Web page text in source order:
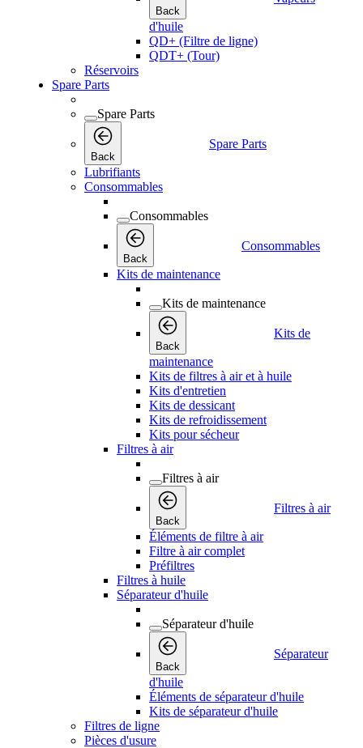
Back
d'huile
QD+ (Filtre de ligne)
QDT+ (Tour)
Réservoirs
Spare Parts
Spare Parts
Back
Spare Parts
Lubrifiants
Consommables
Consommables
Back
Consommables
Kits de maintenance
Kits de maintenance
Back
Kits de
maintenance
Kits de filtres à air et à huile
Kits d'entretien
Kits de dessicant
Kits de refroidissement
Kits pour sécheur
Filtres à air
Filtres à air
Back
Filtres à air
Éléments de filtre à air
Filtre à air complet
Préfiltres
Filtres à huile
Séparateur d'huile
Séparateur d'huile
Back
Séparateur
d'huile
Éléments de séparateur d'huile
Kits de séparateur d'huile
Filtres de ligne
Pièces d'usure